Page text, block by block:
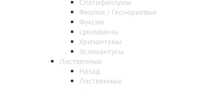
Спатифиллумы
Фиалки / Геснериевые
Фуксии
Цикламены
Хризантемы
Эсхинантусы
Лиственные
Назад
Лиственные